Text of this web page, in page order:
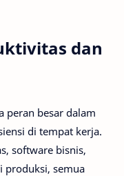
dan
peran besar dalam
di tempat kerja.
software bisnis,
produksi, semua